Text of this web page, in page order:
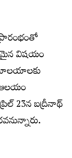
విషయం
ఆలయం
23న బద్రీనాథ్